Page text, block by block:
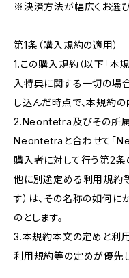
※決済方法が幅広くお選び
第1条（購入規約の適用）
1.この購入規約（以下「本
入特典に関する一切の場
し込んだ時点で、本規約
2.Neontetra及びその所属
Neontetraと合わせて「
購入者に対して行う第2
他に別途定める利用規約等
す）は、その名称の如何
のとします。
3.本規約本文の定めと利
利用規約等の定めが優先